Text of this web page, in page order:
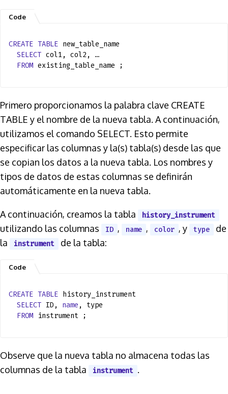
CREATE TABLE new_table_name
SELECT col1, col2, …
FROM existing_table_name ;
Primero proporcionamos la palabra clave CREATE
TABLE y el nombre de la nueva tabla. A continuación,
utilizamos el comando SELECT. Esto permite
especificar las columnas y la(s) tabla(s) desde las que
se copian los datos a la nueva tabla. Los nombres y
tipos de datos de estas columnas se definirán
automáticamente en la nueva tabla.
A continuación, creamos la tabla history_instrument
utilizando las columnas ID , name , color , y type
de
la
instrument de la tabla:
CREATE TABLE history_instrument
SELECT ID, name , type
FROM instrument ;
Observe que la nueva tabla no almacena todas las
columnas de la tabla
instrument .